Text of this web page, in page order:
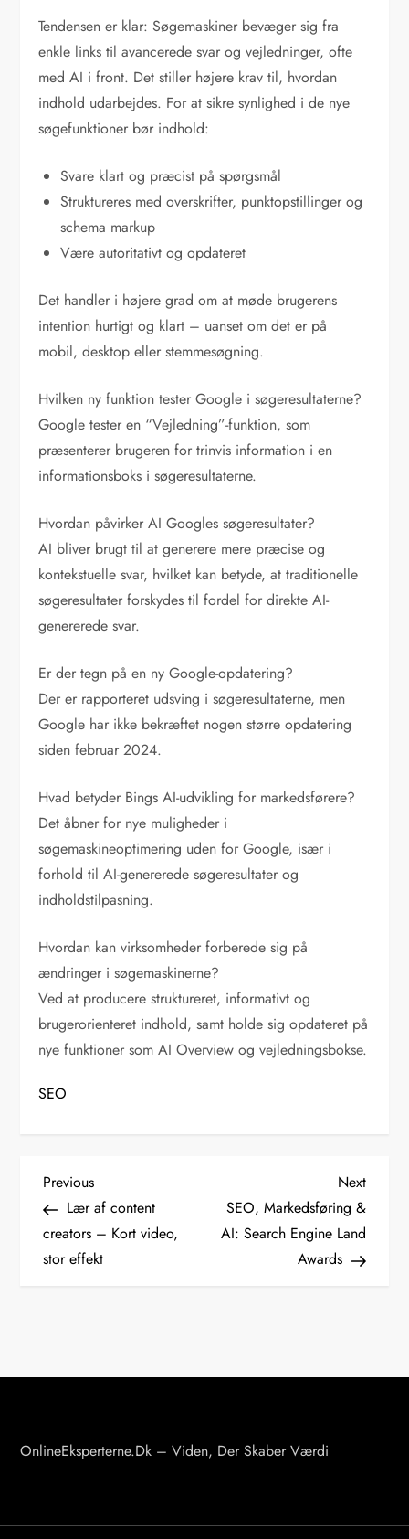
Tendensen er klar: Søgemaskiner bevæger sig fra
enkle links til avancerede svar og vejledninger, ofte
med AI i front. Det stiller højere krav til, hvordan
indhold udarbejdes. For at sikre synlighed i de nye
søgefunktioner bør indhold:
Svare klart og præcist på spørgsmål
Struktureres med overskrifter, punktopstillinger og
schema markup
Være autoritativt og opdateret
Det handler i højere grad om at møde brugerens
intention hurtigt og klart – uanset om det er på
mobil, desktop eller stemmesøgning.
Hvilken ny funktion tester Google i søgeresultaterne?
Google tester en “Vejledning”-funktion, som
præsenterer brugeren for trinvis information i en
informationsboks i søgeresultaterne.
Hvordan påvirker AI Googles søgeresultater?
AI bliver brugt til at generere mere præcise og
kontekstuelle svar, hvilket kan betyde, at traditionelle
søgeresultater forskydes til fordel for direkte AI-
genererede svar.
Er der tegn på en ny Google-opdatering?
Der er rapporteret udsving i søgeresultaterne, men
Google har ikke bekræftet nogen større opdatering
siden februar 2024.
Hvad betyder Bings AI-udvikling for markedsførere?
Det åbner for nye muligheder i
søgemaskineoptimering uden for Google, især i
forhold til AI-genererede søgeresultater og
indholdstilpasning.
Hvordan kan virksomheder forberede sig på
ændringer i søgemaskinerne?
Ved at producere struktureret, informativt og
brugerorienteret indhold, samt holde sig opdateret på
nye funktioner som AI Overview og vejledningsbokse.
SEO
I
n
d
g
Previous
Post
Previous
Lær af content
creators – Kort video,
stor effekt
Next
Post
Next
SEO, Markedsføring &
AI: Search Engine Land
Awards
OnlineEksperterne.dk – Viden, Der Skaber Værdi